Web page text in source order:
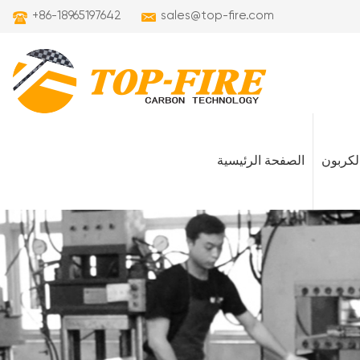
+86-18965197642 sales@top-fire.com
الصفحة الرئيسية